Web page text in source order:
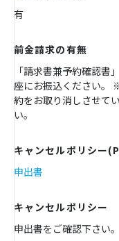
有
前金請求の有無
「請求書兼予約確認書
座にお振込ください。
約をお取り消しさせて
い。
キャンセルポリシー
申出書
キャンセルポリシー
申出書をご確認下さい。